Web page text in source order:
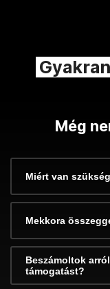
Még
Miért van
Mekkora
Beszámoltok
támogatást?